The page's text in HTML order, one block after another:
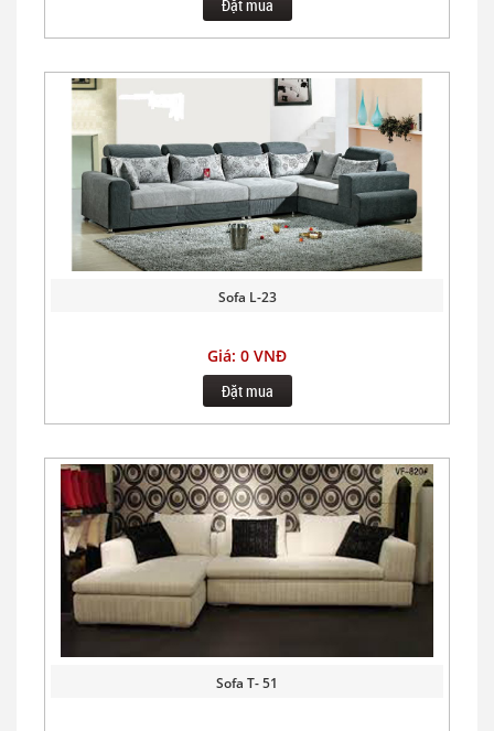
Đặt mua
Sofa L-23
Giá: 0 VNĐ
Đặt mua
Sofa T- 51